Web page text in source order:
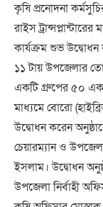
কৃষি প্রনোদনা
রাইস
কার্যক্রম শুভ উদ্বোধন
১১ টায় উপজেলার
একটি গ্রুপের ৫০ একর
মাধ্যমে বোরো
উদ্বোধন করেন
চেয়ারম্যান ও
ইসলাম। উদ্বোধন
উপজেলা নির্বাহী